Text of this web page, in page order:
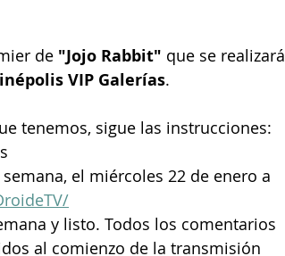
de "Jojo Rabbit" que se realizará
VIP Galerías.
tenemos, sigue las instrucciones:
el miércoles 22 de enero a
y listo. Todos los comentarios
al comienzo de la transmisión